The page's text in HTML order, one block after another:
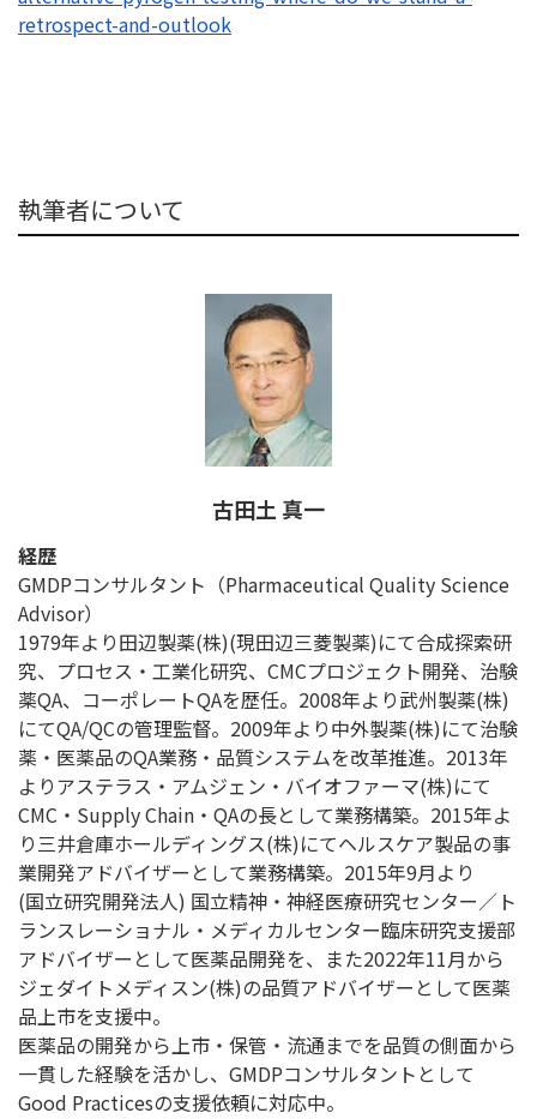
retrospect-and-outlook
執筆者について
古田土 真一
経歴
GMDPコンサルタント（Pharmaceutical Quality Science
Advisor）
1979年より田辺製薬(株)(現田辺三菱製薬)にて合成探索研
究、プロセス・工業化研究、CMCプロジェクト開発、治験
薬QA、コーポレートQAを歴任。2008年より武州製薬(株)
にてQA/QCの管理監督。2009年より中外製薬(株)にて治験
薬・医薬品のQA業務・品質システムを改革推進。2013年
よりアステラス・アムジェン・バイオファーマ(株)にて
CMC・Supply Chain・QAの長として業務構築。2015年よ
り三井倉庫ホールディングス(株)にてヘルスケア製品の事
業開発アドバイザーとして業務構築。2015年9月より
(国立研究開発法人) 国立精神・神経医療研究センター／ト
ランスレーショナル・メディカルセンター臨床研究支援部
アドバイザーとして医薬品開発を、また2022年11月から
ジェダイトメディスン(株)の品質アドバイザーとして医薬
品上市を支援中。
医薬品の開発から上市・保管・流通までを品質の側面から
一貫した経験を活かし、GMDPコンサルタントとして
Good Practicesの支援依頼に対応中。